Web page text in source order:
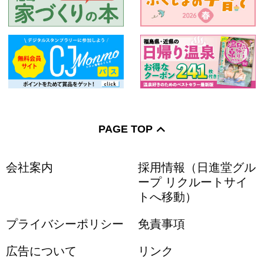
PAGE TOP
会社案内
採用情報（日進堂グル
ープ リクルートサイ
トへ移動）
プライバシーポリシー 免責事項
広告について リンク